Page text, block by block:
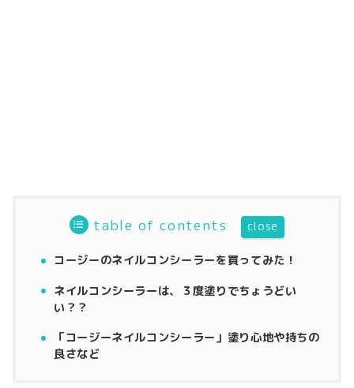
table of contents
コージーのネイルコンシーラーを買ってみた！
ネイルコンシーラーは、３度塗りでちょうどい
い？？
「コージーネイルコンシーラー」塗り心地や持ちの
良さなど